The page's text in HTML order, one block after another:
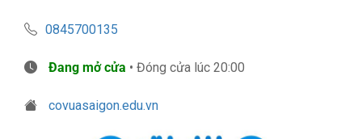
0845700135
Đang mở cửa • Đóng cửa lúc 20:00
covuasaigon.edu.vn